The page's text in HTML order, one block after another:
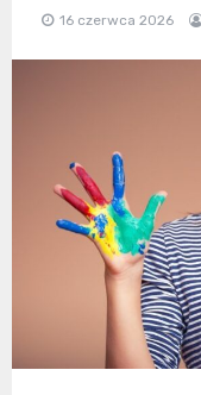
16 czerwca 2026